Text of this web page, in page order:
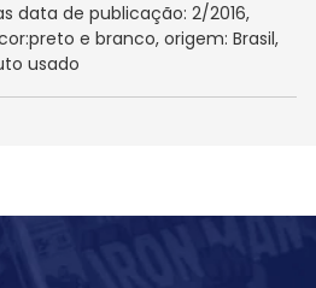
data de publicação: 2/2016,
e branco, origem: Brasil,
usado